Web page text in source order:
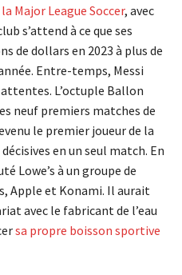
Major League Soccer, avec
s’attend à ce que ses
de dollars en 2023 à plus de
Entre-temps, Messi
L’octuple Ballon
neuf premiers matches de
le premier joueur de la
en un seul match. En
Lowe’s à un groupe de
Apple et Konami. Il aurait
avec le fabricant de l’eau
sa propre boisson sportive